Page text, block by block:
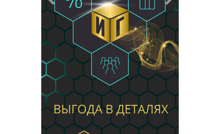
Предыдущий Следующий